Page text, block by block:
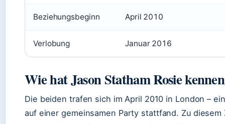
Beziehungsbeginn April 2010
Verlobung Januar 2016
Wie hat Jason Statham Rosie
Die beiden trafen sich im April 2010 in London –
auf einer gemeinsamen Party stattfand. Zu